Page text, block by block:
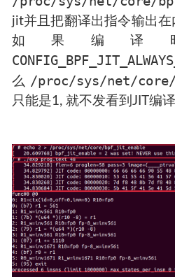
jit并且把翻译出指令输出
如果编译
么 /proc/sys/net/
只能是1, 就不发看到JIT编